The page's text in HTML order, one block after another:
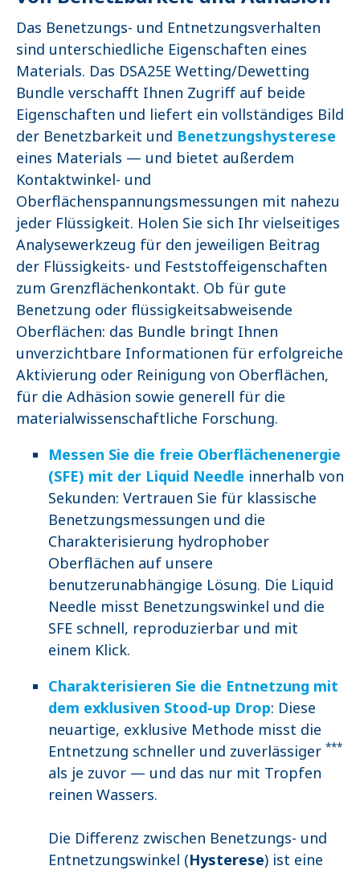
Das Benetzungs- und Entnetzungsverhalten
sind unterschiedliche Eigenschaften eines
Materials. Das DSA25E Wetting/Dewetting
Bundle verschafft Ihnen Zugriff auf beide
Eigenschaften und liefert ein vollständiges Bild
der Benetzbarkeit und Benetzungshysterese
eines Materials — und bietet außerdem
Kontaktwinkel- und
Oberflächenspannungsmessungen mit nahezu
jeder Flüssigkeit. Holen Sie sich Ihr vielseitiges
Analysewerkzeug für den jeweiligen Beitrag
der Flüssigkeits- und Feststoffeigenschaften
zum Grenzflächenkontakt. Ob für gute
Benetzung oder flüssigkeitsabweisende
Oberflächen: das Bundle bringt Ihnen
unverzichtbare Informationen für erfolgreiche
Aktivierung oder Reinigung von Oberflächen,
für die Adhäsion sowie generell für die
materialwissenschaftliche Forschung.
Messen Sie die freie Oberflächenenergie
(SFE) mit der Liquid Needle innerhalb von
Sekunden: Vertrauen Sie für klassische
Benetzungsmessungen und die
Charakterisierung hydrophober
Oberflächen auf unsere
benutzerunabhängige Lösung. Die Liquid
Needle misst Benetzungswinkel und die
SFE schnell, reproduzierbar und mit
einem Klick.
Charakterisieren Sie die Entnetzung mit
dem exklusiven Stood-up Drop: Diese
neuartige, exklusive Methode misst die
Entnetzung schneller und zuverlässiger ***
als je zuvor — und das nur mit Tropfen
reinen Wassers.
Die Differenz zwischen Benetzungs- und
Entnetzungswinkel (Hysterese) ist eine